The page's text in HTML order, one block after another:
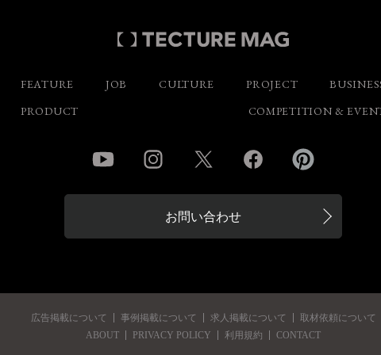
FEATURE JOB CULTURE PROJECT
PRODUCT
COMPETITION &
YouTube Instagram Twitter Facebook
お問い合わせ
広告掲載について 事例掲載について 求人掲載について
取材依頼について
ABOUT
PRIVACY POLICY 利用規約 CONTACT